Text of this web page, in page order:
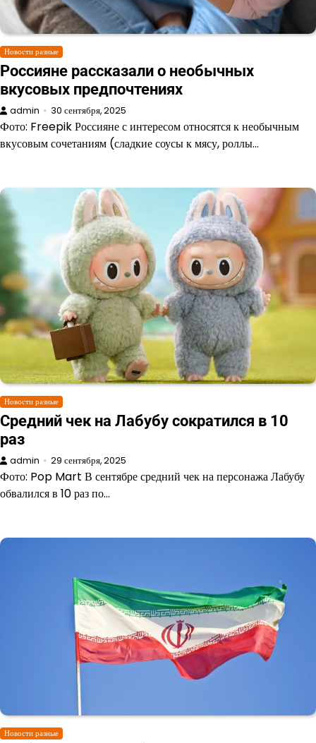
Новости разные
Россияне рассказали о необычных
вкусовых предпочтениях
admin 30 сентября, 2025
Фото: Freepik Россияне с интересом относятся к необычным
вкусовым сочетаниям (сладкие соусы к мясу, роллы…
Новости разные
Средний чек на Лабубу сократился в 10
раз
admin 29 сентября, 2025
Фото: Pop Mart В сентябре средний чек на персонажа Лабубу
обвалился в 10 раз по…
Новости разные